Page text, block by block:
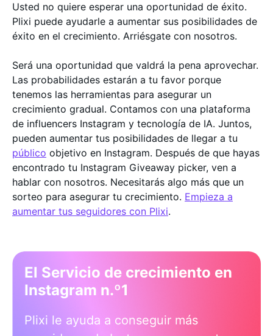
Usted no quiere esperar una oportunidad de éxito.
Plixi puede ayudarle a aumentar sus posibilidades de
éxito en el crecimiento. Arriésgate con nosotros.
Será una oportunidad que valdrá la pena aprovechar.
Las probabilidades estarán a tu favor porque
tenemos las herramientas para asegurar un
crecimiento gradual. Contamos con una plataforma
de influencers Instagram y tecnología de IA. Juntos,
pueden aumentar tus posibilidades de llegar a tu
público objetivo en Instagram. Después de que hayas
encontrado tu Instagram Giveaway picker, ven a
hablar con nosotros. Necesitarás algo más que un
sorteo para asegurar tu crecimiento. Empieza a
aumentar tus seguidores con Plixi.
El Servicio de crecimiento en
Instagram n.º1
Plixi le ayuda a conseguir más